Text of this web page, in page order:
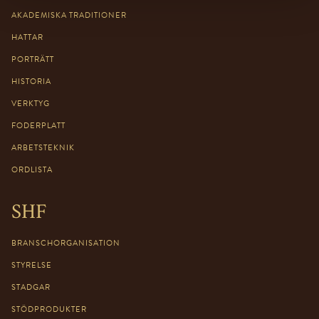
AKADEMISKA TRADITIONER
HATTAR
PORTRÄTT
HISTORIA
VERKTYG
FODERPLATT
ARBETSTEKNIK
ORDLISTA
SHF
BRANSCHORGANISATION
STYRELSE
STADGAR
STÖDPRODUKTER